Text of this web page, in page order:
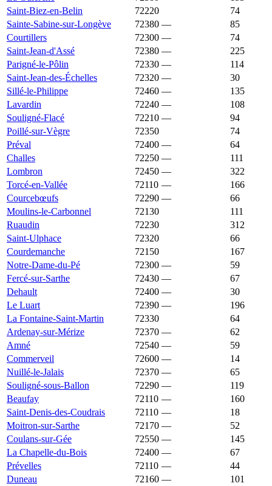
Saint-Biez-en-Belin
72220
74
Sainte-Sabine-sur-Longève
72380 —
85
Courtillers
72300 —
74
Saint-Jean-d'Assé
72380 —
225
Parigné-le-Pôlin
72330 —
114
Saint-Jean-des-Échelles
72320 —
30
Sillé-le-Philippe
72460 —
135
Lavardin
72240 —
108
Souligné-Flacé
72210 —
94
Poillé-sur-Vègre
72350
74
Préval
72400 —
64
Challes
72250 —
111
Lombron
72450 —
322
Torcé-en-Vallée
72110 —
166
Courcebœufs
72290 —
66
Moulins-le-Carbonnel
72130
111
Ruaudin
72230
312
Saint-Ulphace
72320
66
Courdemanche
72150
167
Notre-Dame-du-Pé
72300 —
59
Fercé-sur-Sarthe
72430 —
67
Dehault
72400 —
30
Le Luart
72390 —
196
La Fontaine-Saint-Martin
72330
64
Ardenay-sur-Mérize
72370 —
62
Amné
72540 —
59
Commerveil
72600 —
14
Nuillé-le-Jalais
72370 —
65
Souligné-sous-Ballon
72290 —
119
Beaufay
72110 —
160
Saint-Denis-des-Coudrais
72110 —
18
Moitron-sur-Sarthe
72170 —
52
Coulans-sur-Gée
72550 —
145
La Chapelle-du-Bois
72400 —
67
Prévelles
72110 —
44
Duneau
72160 —
101